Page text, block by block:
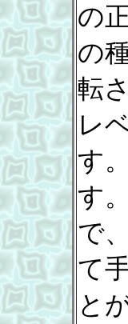
の
の
転
レ
す
す
で
て
と